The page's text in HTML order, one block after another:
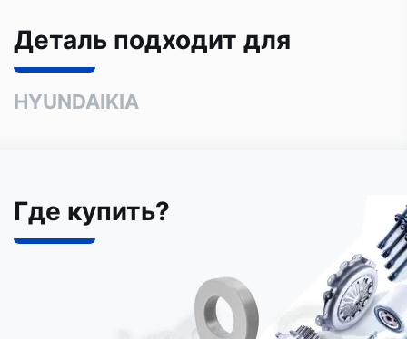
Деталь подходит для
HYUNDAIKIA
Где купить?